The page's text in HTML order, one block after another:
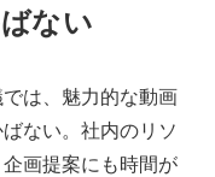
ない
は、魅力的な動画
ない。社内のリソ
画提案にも時間が